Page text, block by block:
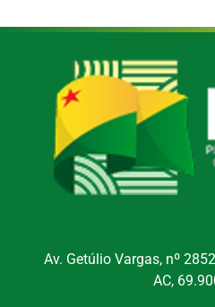
Av. Getúlio Vargas, nº
AC,